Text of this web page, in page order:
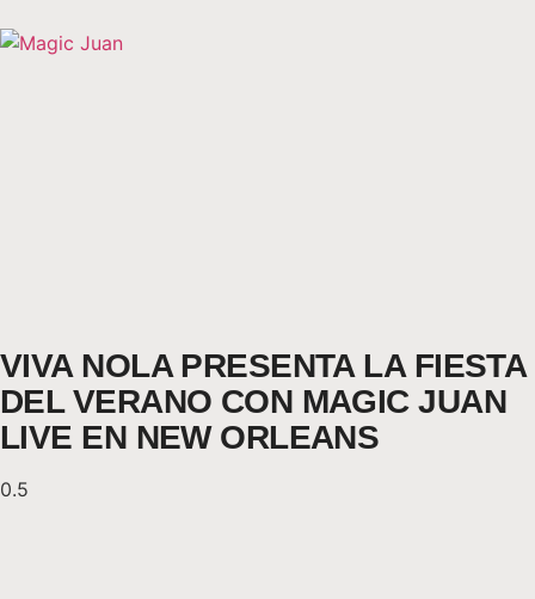
VIVA NOLA PRESENTA LA FIESTA
DEL VERANO CON MAGIC JUAN
LIVE EN NEW ORLEANS